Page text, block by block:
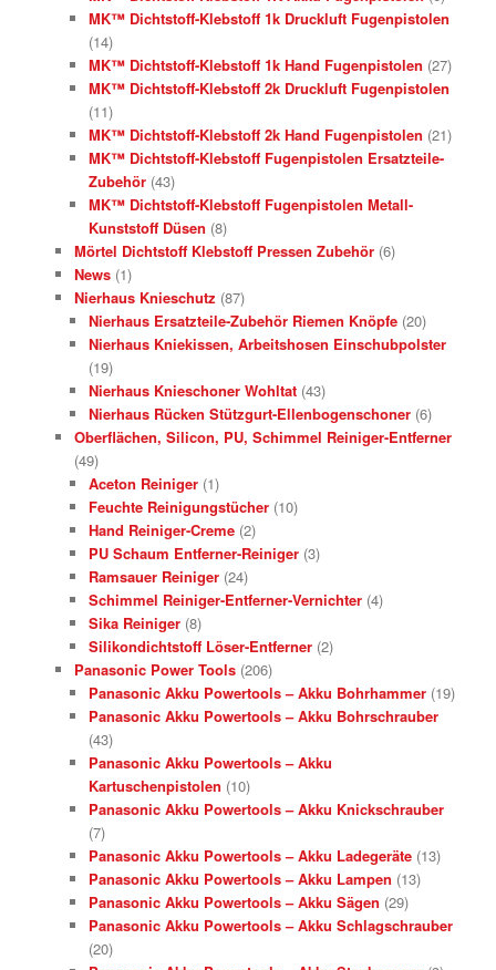
MK™ Dichtstoff-Klebstoff 1k Druckluft Fugenpistolen
(14)
MK™ Dichtstoff-Klebstoff 1k Hand Fugenpistolen (27)
MK™ Dichtstoff-Klebstoff 2k Druckluft Fugenpistolen
(11)
MK™ Dichtstoff-Klebstoff 2k Hand Fugenpistolen (21)
MK™ Dichtstoff-Klebstoff Fugenpistolen Ersatzteile-
Zubehör (43)
MK™ Dichtstoff-Klebstoff Fugenpistolen Metall-
Kunststoff Düsen (8)
Mörtel Dichtstoff Klebstoff Pressen Zubehör (6)
News (1)
Nierhaus Knieschutz (87)
Nierhaus Ersatzteile-Zubehör Riemen Knöpfe (20)
Nierhaus Kniekissen, Arbeitshosen Einschubpolster
(19)
Nierhaus Knieschoner Wohltat (43)
Nierhaus Rücken Stützgurt-Ellenbogenschoner (6)
Oberflächen, Silicon, PU, Schimmel Reiniger-Entferner
(49)
Aceton Reiniger (1)
Feuchte Reinigungstücher (10)
Hand Reiniger-Creme (2)
PU Schaum Entferner-Reiniger (3)
Ramsauer Reiniger (24)
Schimmel Reiniger-Entferner-Vernichter (4)
Sika Reiniger (8)
Silikondichtstoff Löser-Entferner (2)
Panasonic Power Tools (206)
Panasonic Akku Powertools – Akku Bohrhammer (19)
Panasonic Akku Powertools – Akku Bohrschrauber
(43)
Panasonic Akku Powertools – Akku
Kartuschenpistolen (10)
Panasonic Akku Powertools – Akku Knickschrauber
(7)
Panasonic Akku Powertools – Akku Ladegeräte (13)
Panasonic Akku Powertools – Akku Lampen (13)
Panasonic Akku Powertools – Akku Sägen (29)
Panasonic Akku Powertools – Akku Schlagschrauber
(20)